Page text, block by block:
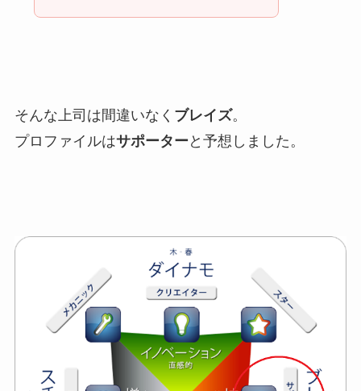
そんな上司は間違いなく ブレイズ。
プロファイルはサポーター と予想しました。